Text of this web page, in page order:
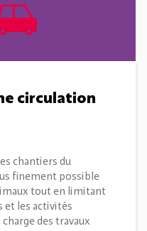
circulation
chantiers du
finement possible
tout en limitant
et les activités
des travaux